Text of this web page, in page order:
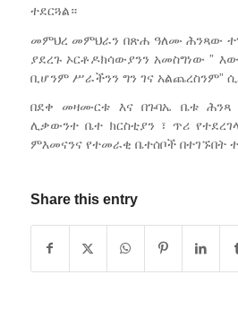
ተደርጓል።
መምህረ መምህራን በጽሐ ዓለሙ ሕንጻው
ያደረጉ ኦርቶዶክሳውያንን አመስግነው ”
ቢሆንም ሥራችንን ግን ገና አልጨረስንም”
በደቀ መዛሙርቱ እና በጉባኤ ቤቱ
ሊቃውንተ ቤተ ክርስቲያን ፣ ጥሪ
ምእመናንና የተመራቂ ቤተሰቦች በተገኙበት
Share this entry